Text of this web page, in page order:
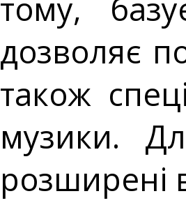
тому,
дозволяє
також
музики.
розширені